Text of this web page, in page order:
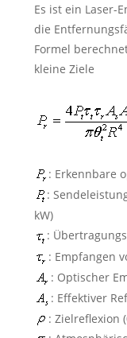
Es ist ein Laser-
die
Formel
kleine Ziele
: Erkennbare
:
kW)
:
: Empfangen
: Optischer
: Effektiver
: Zielreflexion